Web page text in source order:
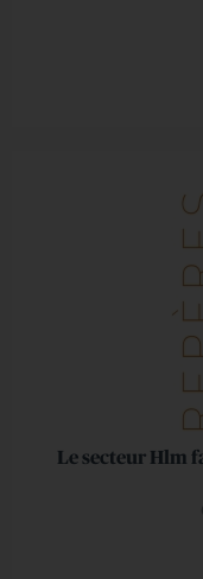
Le secteur Hlm